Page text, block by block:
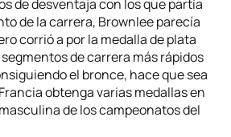
de desventaja con los que partía
de la carrera, Brownlee parecía
corrió a por la medalla de plata
de carrera más rápidos
el bronce, hace que sea
obtenga varias medallas en
de los campeonatos del